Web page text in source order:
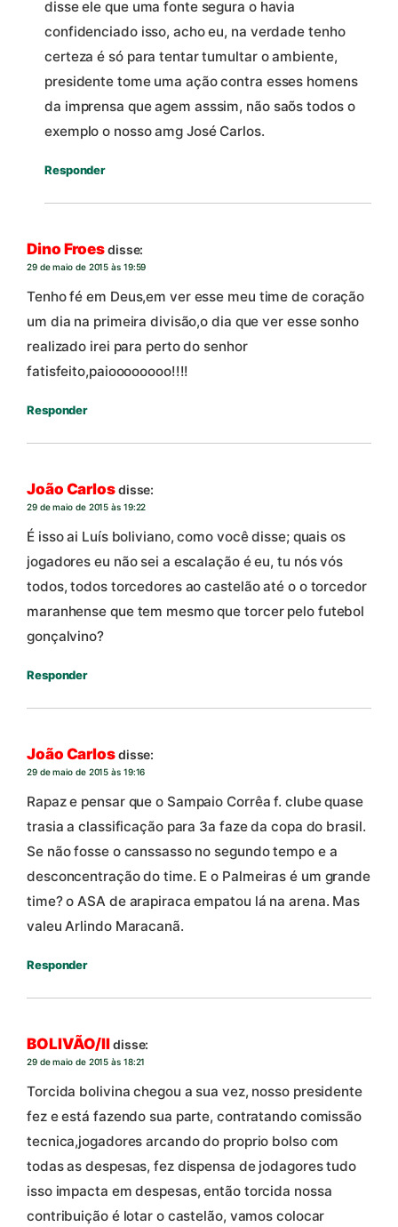
disse ele que uma fonte segura o havia
confidenciado isso, acho eu, na verdade tenho
certeza é só para tentar tumultar o ambiente,
presidente tome uma ação contra esses homens
da imprensa que agem asssim, não saõs todos o
exemplo o nosso amg José Carlos.
Responder
Dino Froesdisse:
29 de maio de 2015 às 19:59
Tenho fé em Deus,em ver esse meu time de coração
um dia na primeira divisão,o dia que ver esse sonho
realizado irei para perto do senhor
fatisfeito,paioooooooo!!!!
Responder
João Carlosdisse:
29 de maio de 2015 às 19:22
É isso ai Luís boliviano, como você disse; quais os
jogadores eu não sei a escalação é eu, tu nós vós
todos, todos torcedores ao castelão até o o torcedor
maranhense que tem mesmo que torcer pelo futebol
gonçalvino?
Responder
João Carlosdisse:
29 de maio de 2015 às 19:16
Rapaz e pensar que o Sampaio Corrêa f. clube quase
trasia a classificação para 3a faze da copa do brasil.
Se não fosse o canssasso no segundo tempo e a
desconcentração do time. E o Palmeiras é um grande
time? o ASA de arapiraca empatou lá na arena. Mas
valeu Arlindo Maracanã.
Responder
BOLIVÃO/IIdisse:
29 de maio de 2015 às 18:21
Torcida bolivina chegou a sua vez, nosso presidente
fez e está fazendo sua parte, contratando comissão
tecnica,jogadores arcando do proprio bolso com
todas as despesas, fez dispensa de jodagores tudo
isso impacta em despesas, então torcida nossa
contribuição é lotar o castelão, vamos colocar